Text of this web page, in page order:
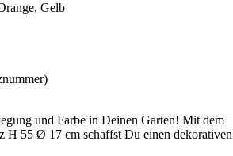
Gelb
und Farbe in Deinen Garten! Mit dem
H 55 Ø 17 cm schaffst Du einen dekorativen